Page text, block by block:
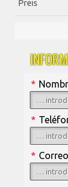
Preis
*
*
*